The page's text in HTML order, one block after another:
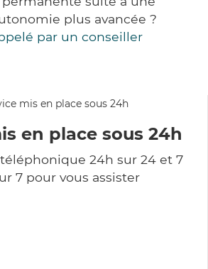
plus avancée ?
par un conseiller
en place sous 24h
24h sur 24 et 7
7 pour vous assister